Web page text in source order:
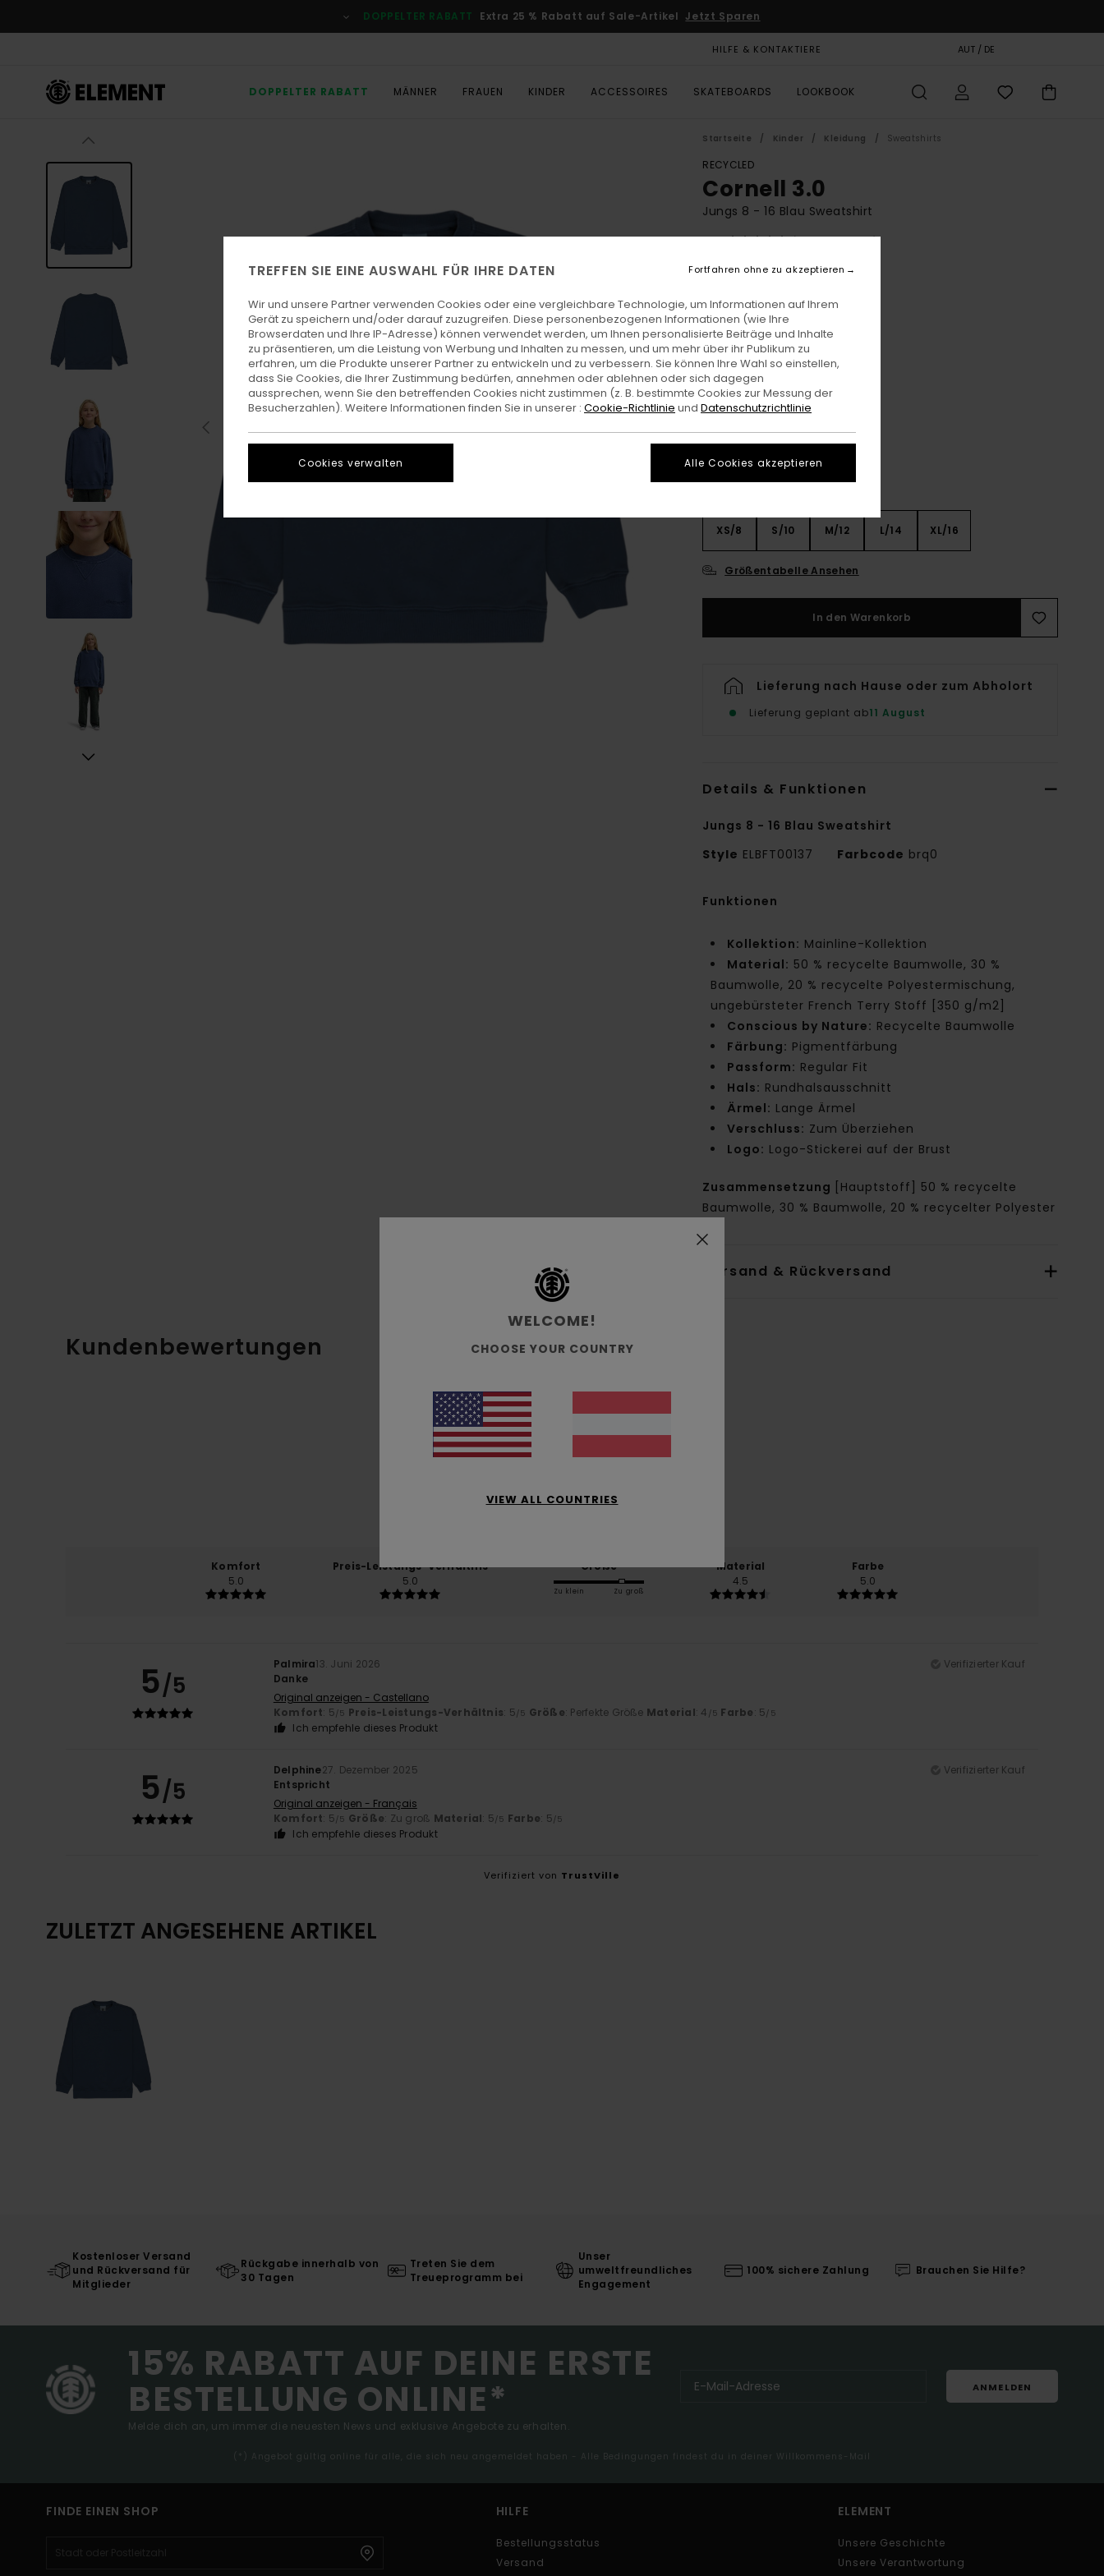
Produktinformation
DOPPELTER RABATT Extra 25 % Rabatt auf Sale-Artikel Jetzt Sparen
HILFE & KONTAKTIERE AUT / DE
DOPPELTER RABATT MÄNNER FRAUEN KINDER ACCESSOIRES SKATEBOARDS LOOKBOOK
Startseite Kinder Kleidung Sweatshirts
RECYCLED
Cornell 3.0
Jungs 8 - 16 Blau Sweatshirt
5.0
ECO-BONUS
€ 20,62
SALE
DOPPELTER RABATT EXTRA 25 %
Farbe Dark Denim
XS/8 S/10 M/12 L/14 XL/16
Größentabelle Ansehen
In den Warenkorb
Lieferung nach Hause oder zum Abholort
Lieferung geplant ab11 August
Details & Funktionen
Jungs 8 - 16 Blau Sweatshirt
Style ELBFT00137 Farbcode brq0
Funktionen
Kollektion: Mainline-Kollektion
Material: 50 % recycelte Baumwolle, 30 %
Baumwolle, 20 % recycelte Polyestermischung,
ungebürsteter French Terry Stoff [350 g/m2]
Conscious by Nature: Recycelte Baumwolle
Färbung: Pigmentfärbung
Passform: Regular Fit
Hals: Rundhalsausschnitt
Ärmel: Lange Ärmel
Verschluss: Zum Überziehen
Logo: Logo-Stickerei auf der Brust
Zusammensetzung
[Hauptstoff] 50 % recycelte
Baumwolle, 30 % Baumwolle, 20 % recycelter Polyester
Versand & Rückversand
Kundenbewertungen
Durchschnittliche Bewertung
5.0/5
2 verifizierten Bewertungen
Komfort
5.0
Preis-Leistungs-Verhältnis
5.0
Größe
Zu klein Zu groß
Material
4.5
Farbe
5.0
5/5
Palmira13. Juni 2026
Verifizierter Kauf
Danke
Original anzeigen - Castellano
Komfort: 5/5 Preis-Leistungs-Verhältnis: 5/5 Größe: Perfekte Größe Material: 4 /5 Farbe: 5/5
Ich empfehle dieses Produkt
5/5
Delphine27. Dezember 2025
Verifizierter Kauf
Entspricht
Original anzeigen - Français
Komfort: 5/5 Größe: Zu groß Material: 5/5 Farbe: 5/5
Ich empfehle dieses Produkt
Verifiziert von TrustVille
ZULETZT ANGESEHENE ARTIKEL
Kostenloser Versand
und Rückversand für
Mitglieder
Rückgabe innerhalb von
30 Tagen
Treten Sie dem
Treueprogramm bei
Unser
umweltfreundliches
Engagement
100% sichere Zahlung Brauchen Sie Hilfe?
15% RABATT AUF DEINE ERSTE
BESTELLUNG ONLINE*
Melde dich an, um immer die neuesten News und exklusive Angebote zu erhalten.
ANMELDEN
(*) Angebot gültig online für alle, die sich neu angemeldet haben - Alle Bedingungen findest du in deiner Willkommens-Mail
FINDE EINEN SHOP HILFE
Bestellungsstatus
Versand
ELEMENT
Unsere Geschichte
Unsere Verantwortung
WELCOME!
CHOOSE YOUR COUNTRY
VIEW ALL COUNTRIES
TREFFEN SIE EINE AUSWAHL FÜR IHRE DATEN
Wir und unsere Partner verwenden Cookies oder eine vergleichbare Technologie, um Informationen auf Ihrem
Gerät zu speichern und/oder darauf zuzugreifen. Diese personenbezogenen Informationen (wie Ihre
Browserdaten und Ihre IP-Adresse) können verwendet werden, um Ihnen personalisierte Beiträge und Inhalte
zu präsentieren, um die Leistung von Werbung und Inhalten zu messen, und um mehr über ihr Publikum zu
erfahren, um die Produkte unserer Partner zu entwickeln und zu verbessern. Sie können Ihre Wahl so einstellen,
dass Sie Cookies, die Ihrer Zustimmung bedürfen, annehmen oder ablehnen oder sich dagegen
aussprechen, wenn Sie den betreffenden Cookies nicht zustimmen (z. B. bestimmte Cookies zur Messung der
Besucherzahlen). Weitere Informationen finden Sie in unserer : Cookie-Richtlinie und Datenschutzrichtlinie
Cookies verwalten
Fortfahren ohne zu akzeptieren
Alle Cookies akzeptieren